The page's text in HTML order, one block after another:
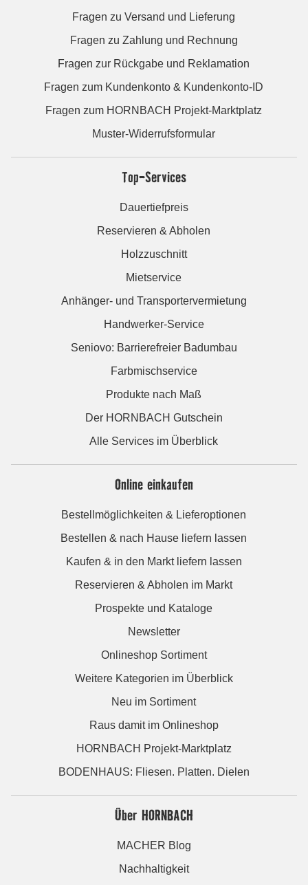
Fragen zu Versand und Lieferung
Fragen zu Zahlung und Rechnung
Fragen zur Rückgabe und Reklamation
Fragen zum Kundenkonto & Kundenkonto-ID
Fragen zum HORNBACH Projekt-Marktplatz
Muster-Widerrufsformular
Top-Services
Dauertiefpreis
Reservieren & Abholen
Holzzuschnitt
Mietservice
Anhänger- und Transportervermietung
Handwerker-Service
Seniovo: Barrierefreier Badumbau
Farbmischservice
Produkte nach Maß
Der HORNBACH Gutschein
Alle Services im Überblick
Online einkaufen
Bestellmöglichkeiten & Lieferoptionen
Bestellen & nach Hause liefern lassen
Kaufen & in den Markt liefern lassen
Reservieren & Abholen im Markt
Prospekte und Kataloge
Newsletter
Onlineshop Sortiment
Weitere Kategorien im Überblick
Neu im Sortiment
Raus damit im Onlineshop
HORNBACH Projekt-Marktplatz
BODENHAUS: Fliesen. Platten. Dielen
Über HORNBACH
MACHER Blog
Nachhaltigkeit